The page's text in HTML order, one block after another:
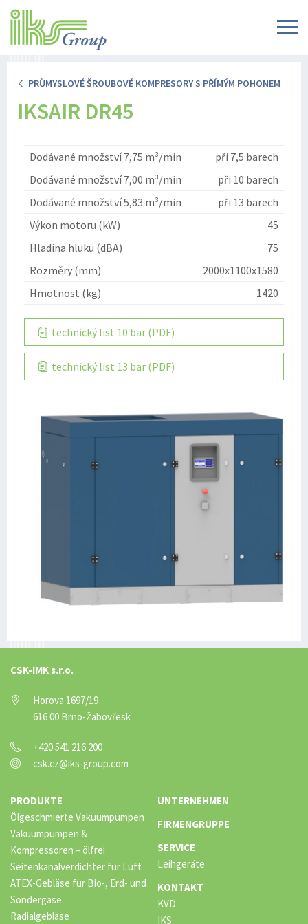
PRŮMYSLOVÉ ŠROUBOVÉ KOMPRESORY S PŘÍMÝM POHONEM
IKSAIR DR45
Dodávané množství 7,75 m³/min
při 7,5 barech
Dodávané množství 7,00 m³/min
při 10 barech
Dodávané množství 5,83 m³/min
při 13 barech
Výkon motoru (kW)
45
Hladina hluku (dBA)
75
Rozměry (mm)
2000x1100x1580
Hmotnost (kg)
1420
technický list 10 bar (PDF)
technický list 13 bar (PDF)
CSK-IMK s.r.o.
Horova 1697/19
616 00 Brno-Žabovřesk
+420 541 216 200
csk.cz@iks-group.com
PRODUKTE
Ölgeschmierte Vakuumpumpen
Vakuumpumpen &
Kompressoren – ölfrei
Seitenkanalverdichter für Luft
ATEX-Gebläse für Bio-, Erd- und
Sondergase
Radialgebläse
UNTERNEHMEN
FIRMENGRUPPE
SERVICE
Leihgeräte
KONTAKT
KVD
IKS